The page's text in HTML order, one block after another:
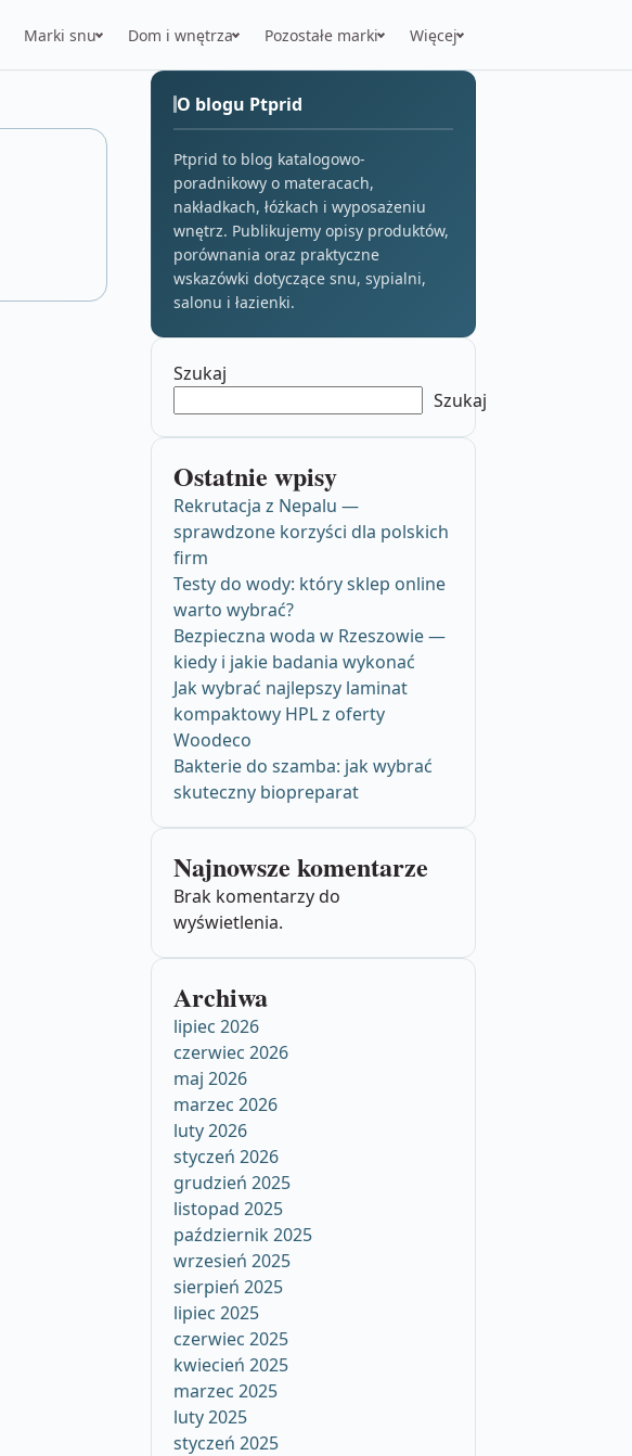
Marki snu Dom i wnętrza Pozostałe marki Więcej
O blogu Ptprid
Ptprid to blog katalogowo-
poradnikowy o materacach,
nakładkach, łóżkach i wyposażeniu
wnętrz. Publikujemy opisy produktów,
porównania oraz praktyczne
wskazówki dotyczące snu, sypialni,
salonu i łazienki.
Szukaj
Szukaj
Ostatnie wpisy
Rekrutacja z Nepalu —
sprawdzone korzyści dla polskich
firm
Testy do wody: który sklep online
warto wybrać?
Bezpieczna woda w Rzeszowie —
kiedy i jakie badania wykonać
Jak wybrać najlepszy laminat
kompaktowy HPL z oferty
Woodeco
Bakterie do szamba: jak wybrać
skuteczny biopreparat
Najnowsze komentarze
Brak komentarzy do
wyświetlenia.
Archiwa
lipiec 2026
czerwiec 2026
maj 2026
marzec 2026
luty 2026
styczeń 2026
grudzień 2025
listopad 2025
październik 2025
wrzesień 2025
sierpień 2025
lipiec 2025
czerwiec 2025
kwiecień 2025
marzec 2025
luty 2025
styczeń 2025